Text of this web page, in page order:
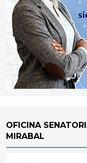
OFICINA
MIRABAL